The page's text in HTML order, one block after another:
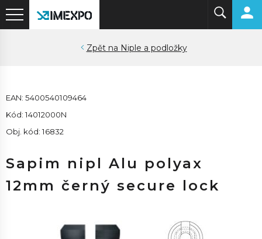
Niple a podložky
EAN: 5400540109464
Kód: 14012000N
Obj. kód: 16832
Sapim nipl Alu polyax
12mm černý secure lock